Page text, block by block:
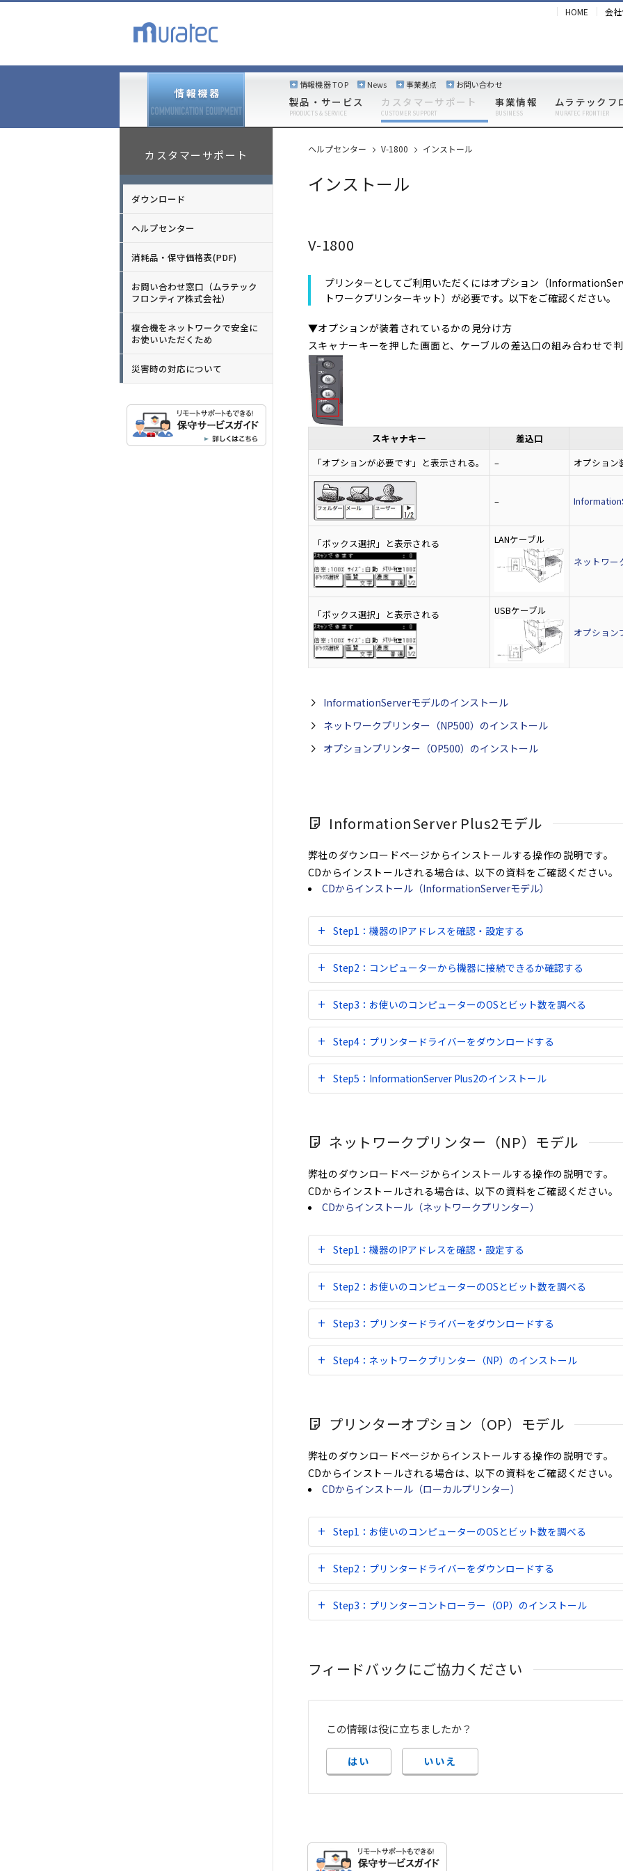
HOME 会
製品・サービス
PRODUCTS & SERVICE
カスタマーサポート
CUSTOMER SUPPORT
事業情報
BUSINESS
ムラテックフ
MURATEC FRONTIER
情報機器 TOP News 事業拠点 お問い合わせ
カスタマーサポート
ダウンロード
ヘルプセンター
消耗品・保守価格表(PDF)
お問い合わせ窓口（ムラテック
フロンティア株式会社）
複合機をネットワークで安全に
お使いいただくため
災害時の対応について
ヘルプセンター V-1800 インストール
インストール
V-1800
プリンターとしてご利用いただくにはオプション（
トワークプリンターキット）が必要です。以下をご確認ください。
▼オプションが装着されているかの見分け方
スキャナーキーを押した画面と、ケーブルの差込口の組み合わせで判
スキャナキー 差込口
「オプションが必要です」と表示される。
– オプション
–
「ボックス選択」と表示される
LANケーブル
ネットワー
「ボックス選択」と表示される
USBケーブル
オプション
InformationServerモデルのインストール
ネットワークプリンター（NP500）のインストール
オプションプリンター（OP500）のインストール
InformationServer Plus2モデル
弊社のダウンロードページからインストールする操作の説明です。
CDからインストールされる場合は、以下の資料をご確認ください。
CDからインストール（InformationServerモデル）
Step1：機器のIPアドレスを確認・設定する
Step2：コンピューターから機器に接続できるか確認する
Step3：お使いのコンピューターのOSとビット数を調べる
Step4：プリンタードライバーをダウンロードする
Step5：InformationServer Plus2のインストール
ネットワークプリンター（NP）モデル
弊社のダウンロードページからインストールする操作の説明です。
CDからインストールされる場合は、以下の資料をご確認ください。
CDからインストール（ネットワークプリンター）
Step1：機器のIPアドレスを確認・設定する
Step2：お使いのコンピューターのOSとビット数を調べる
Step3：プリンタードライバーをダウンロードする
Step4：ネットワークプリンター（NP）のインストール
プリンターオプション（OP）モデル
弊社のダウンロードページからインストールする操作の説明です。
CDからインストールされる場合は、以下の資料をご確認ください。
CDからインストール（ローカルプリンター）
Step1：お使いのコンピューターのOSとビット数を調べる
Step2：プリンタードライバーをダウンロードする
Step3：プリンターコントローラー（OP）のインストール
フィードバックにご協力ください
この情報は役に立ちましたか？
はい いいえ